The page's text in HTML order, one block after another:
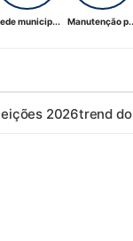
municip... Manutenção
2026trend